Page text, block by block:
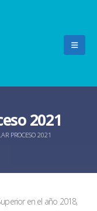
2021
PROCESO 2021
en el año 2018,